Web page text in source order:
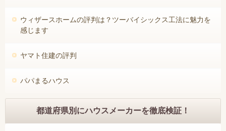
ウィザースホームの評判は？ツーバイシックス工法に魅力を
感じます
ヤマト住建の評判
パパまるハウス
都道府県別にハウスメーカーを徹底検証！